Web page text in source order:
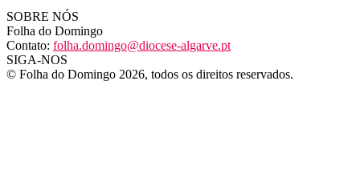
SOBRE NÓS
Folha do Domingo
Contato: folha.domingo@diocese-algarve.pt
SIGA-NOS
© Folha do Domingo 2026, todos os direitos reservados.